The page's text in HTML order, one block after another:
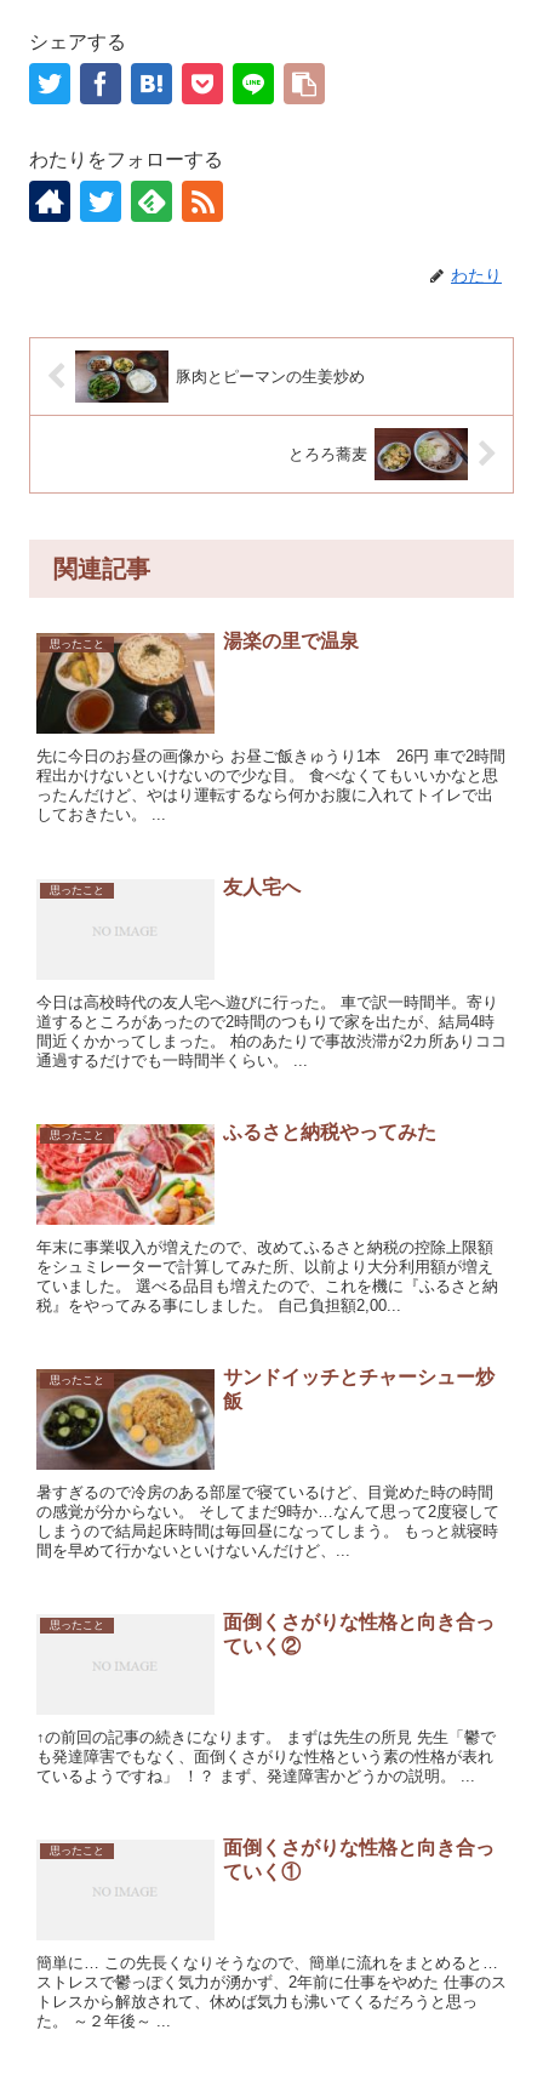
シェアする
わたりをフォローする
わたり
豚肉とピーマンの生姜炒め
とろろ蕎麦
関連記事
思ったこと 湯楽の里で温泉
先に今日のお昼の画像から お昼ご飯きゅうり1本 26円 車で2時間
程出かけないといけないので少な目。 食べなくてもいいかなと思
ったんだけど、やはり運転するなら何かお腹に入れてトイレで出
しておきたい。 ...
思ったこと 友人宅へ
今日は高校時代の友人宅へ遊びに行った。 車で訳一時間半。寄り
道するところがあったので2時間のつもりで家を出たが、結局4時
間近くかかってしまった。 柏のあたりで事故渋滞が2カ所ありココ
通過するだけでも一時間半くらい。 ...
思ったこと ふるさと納税やってみた
年末に事業収入が増えたので、改めてふるさと納税の控除上限額
をシュミレーターで計算してみた所、以前より大分利用額が増え
ていました。 選べる品目も増えたので、これを機に『ふるさと納
税』をやってみる事にしました。 自己負担額2,00...
思ったこと
サンドイッチとチャーシュー炒
飯
暑すぎるので冷房のある部屋で寝ているけど、目覚めた時の時間
の感覚が分からない。 そしてまだ9時か…なんて思って2度寝して
しまうので結局起床時間は毎回昼になってしまう。 もっと就寝時
間を早めて行かないといけないんだけど、...
思ったこと
面倒くさがりな性格と向き合っ
ていく②
↑の前回の記事の続きになります。 まずは先生の所見 先生「鬱で
も発達障害でもなく、面倒くさがりな性格という素の性格が表れ
ているようですね」 ！？ まず、発達障害かどうかの説明。 ...
思ったこと
面倒くさがりな性格と向き合っ
ていく①
簡単に… この先長くなりそうなので、簡単に流れをまとめると…
ストレスで鬱っぽく気力が湧かず、2年前に仕事をやめた 仕事のス
トレスから解放されて、休めば気力も沸いてくるだろうと思っ
た。 ～２年後～ ...